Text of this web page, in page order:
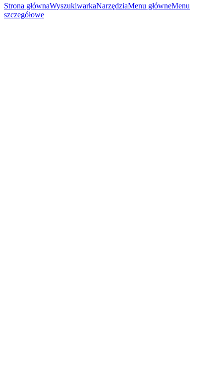
Strona głównaWyszukiwarkaNarzędziaMenu główneMenu
szczegółowe